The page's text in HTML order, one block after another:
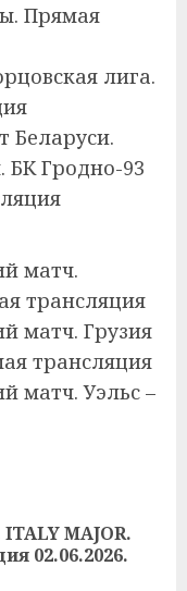
Прямая
лига.
Беларуси.
Гродно-93
матч.
трансляция
матч. Грузия
трансляция
матч. Уэльс –
MAJOR.
02.06.2026.